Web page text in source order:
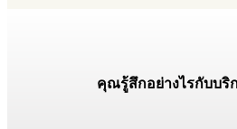
คุณรู้สึกอย่างไรกับบริก